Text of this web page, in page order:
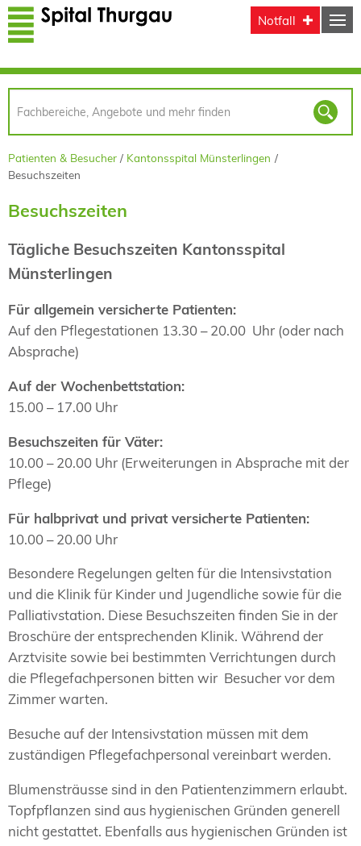
Direkt zum Inhalt
Notfall
Patienten & Besucher
Kantonsspital Münsterlingen
Besuchszeiten
Besuchszeiten
Tägliche Besuchszeiten Kantonsspital
Münsterlingen
Für allgemein versicherte Patienten:
Auf den Pflegestationen 13.30 – 20.00 Uhr (oder nach
Absprache)
Auf der Wochenbettstation:
15.00 – 17.00 Uhr
Besuchszeiten für Väter:
10.00 – 20.00 Uhr (Erweiterungen in Absprache mit der
Pflege)
Für halbprivat und privat versicherte Patienten:
10.00 – 20.00 Uhr
Besondere Regelungen gelten für die Intensivstation
und die Klinik für Kinder und Jugendliche sowie für die
Palliativstation. Diese Besuchszeiten finden Sie in der
Broschüre der entsprechenden Klinik. Während der
Arztvisite sowie bei bestimmten Verrichtungen durch
die Pflegefachpersonen bitten wir Besucher vor dem
Zimmer warten.
Besuche auf der Intensivstation müssen mit dem
zuständigen Pflegefachpersonal vereinbart werden.
Blumensträusse sind in den Patientenzimmern erlaubt.
Topfpflanzen sind aus hygienischen Gründen generell
nicht gestattet. Ebenfalls aus hygienischen Gründen ist